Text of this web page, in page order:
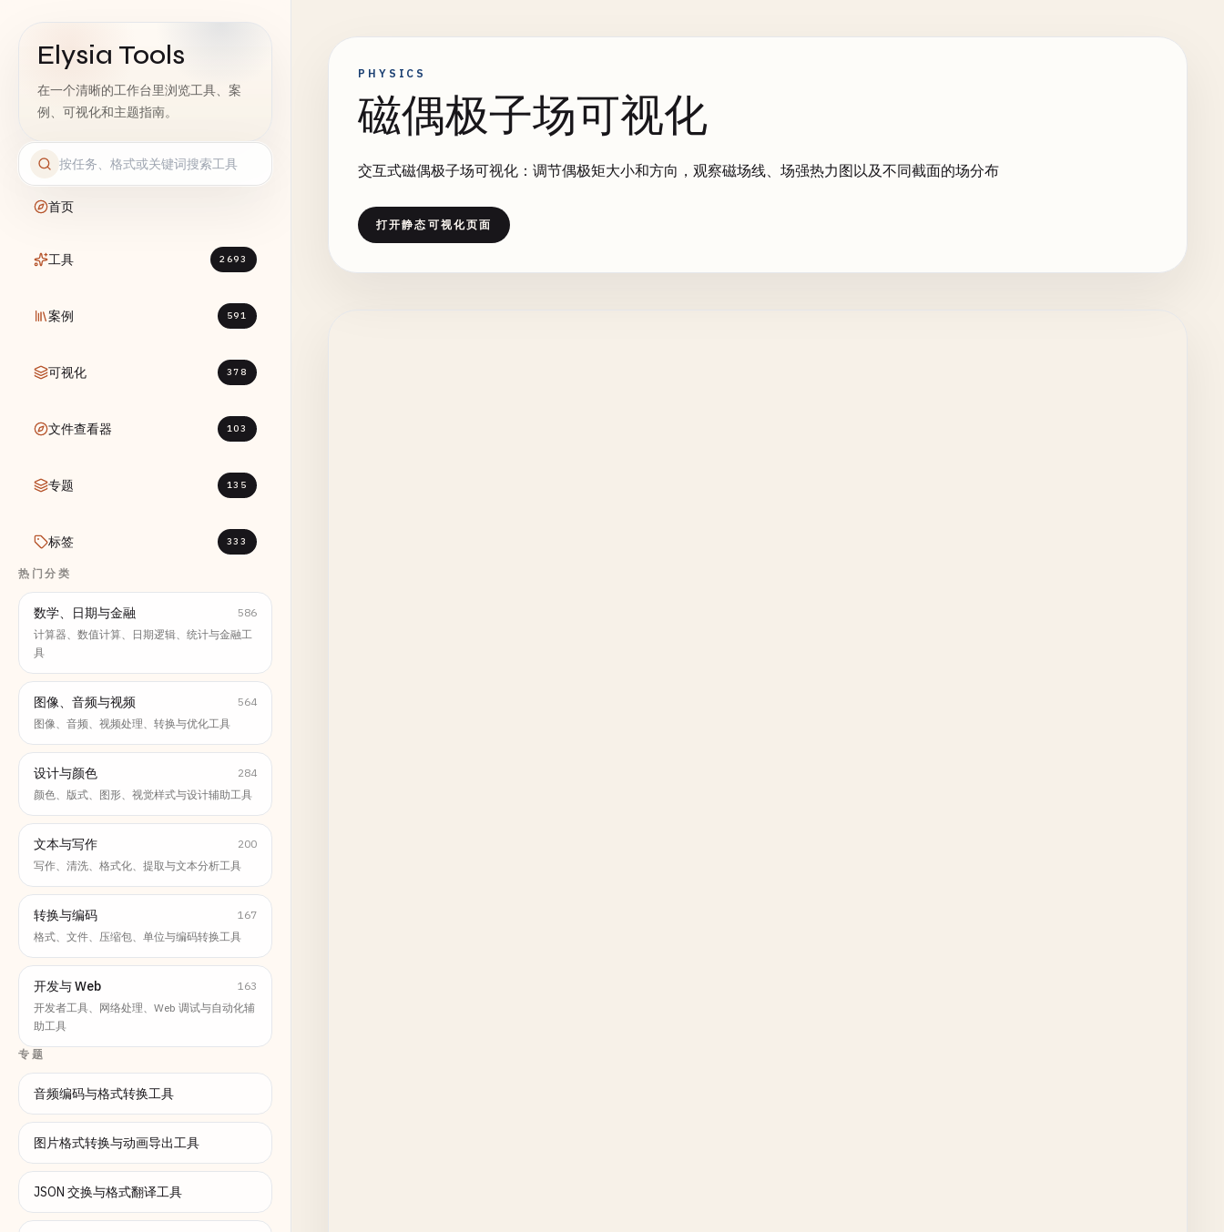
Elysia Tools
在一个清晰的工作台里浏览工具、案
例、可视化和主题指南。
首页
工具 2693
案例 591
可视化 378
文件查看器 103
专题 135
标签 333
热门分类
数学、日期与金融
586
计算器、数值计算、日期逻辑、统计与金融工
具
图像、音频与视频
564
图像、音频、视频处理、转换与优化工具
设计与颜色
284
颜色、版式、图形、视觉样式与设计辅助工具
文本与写作
200
写作、清洗、格式化、提取与文本分析工具
转换与编码
167
格式、文件、压缩包、单位与编码转换工具
开发与 Web
163
开发者工具、网络处理、Web 调试与自动化辅
助工具
专题
音频编码与格式转换工具
图片格式转换与动画导出工具
JSON 交换与格式翻译工具
PHYSICS
磁偶极子场可视化
交互式磁偶极子场可视化：调节偶极矩大小和方向，观察磁场线、场强热力图以及不同截面的场分布
打开静态可视化页面